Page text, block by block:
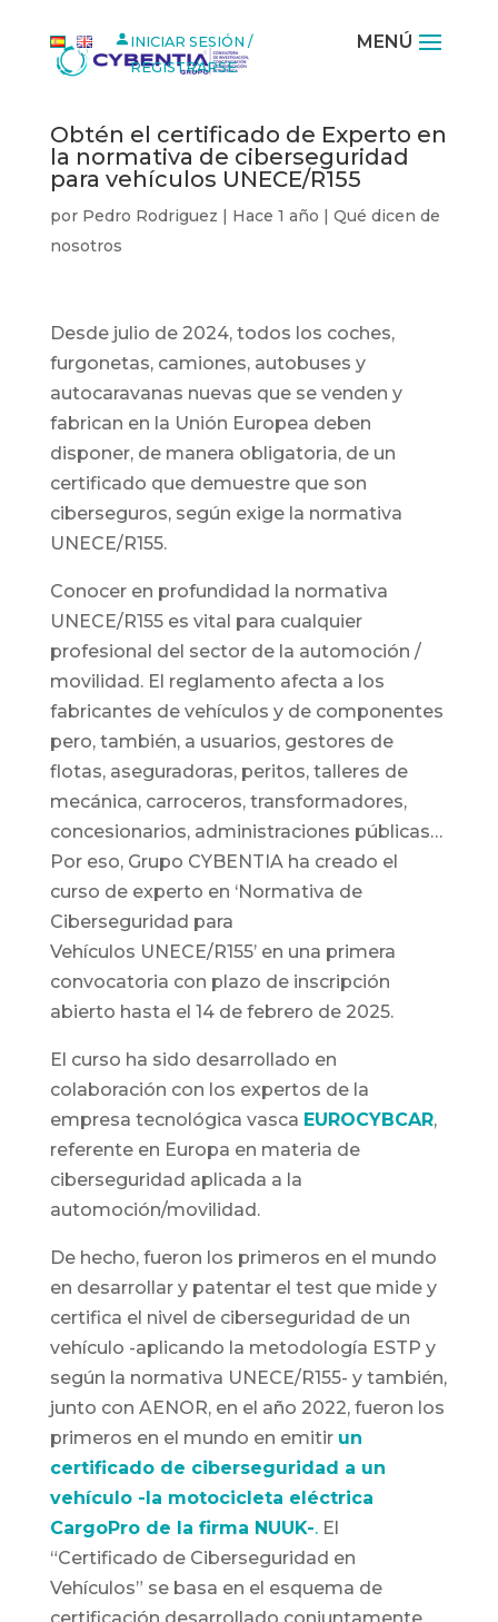
INICIAR SESIÓN /
REGISTRARSE
MENÚ
Obtén el certificado de Experto en
la normativa de ciberseguridad
para vehículos UNECE/R155
por Pedro Rodriguez | Hace 1 año | Qué dicen de
nosotros
Desde julio de 2024, todos los coches,
furgonetas, camiones, autobuses y
autocaravanas nuevas que se venden y
fabrican en la Unión Europea deben
disponer, de manera obligatoria, de un
certificado que demuestre que son
ciberseguros, según exige la normativa
UNECE/R155.
Conocer en profundidad la normativa
UNECE/R155 es vital para cualquier
profesional del sector de la automoción /
movilidad. El reglamento afecta a los
fabricantes de vehículos y de componentes
pero, también, a usuarios, gestores de
flotas, aseguradoras, peritos, talleres de
mecánica, carroceros, transformadores,
concesionarios, administraciones públicas…
Por eso, Grupo CYBENTIA ha creado el
curso de experto en ‘Normativa de
Ciberseguridad para
Vehículos UNECE/R155’ en una primera
convocatoria con plazo de inscripción
abierto hasta el 14 de febrero de 2025.
El curso ha sido desarrollado en
colaboración con los expertos de la
empresa tecnológica vasca EUROCYBCAR,
referente en Europa en materia de
ciberseguridad aplicada a la
automoción/movilidad.
De hecho, fueron los primeros en el mundo
en desarrollar y patentar el test que mide y
certifica el nivel de ciberseguridad de un
vehículo -aplicando la metodología ESTP y
según la normativa UNECE/R155- y también,
junto con AENOR, en el año 2022, fueron los
primeros en el mundo en emitir un
certificado de ciberseguridad a un
vehículo -la motocicleta eléctrica
CargoPro de la firma NUUK-.El
“Certificado de Ciberseguridad en
Vehículos” se basa en el esquema de